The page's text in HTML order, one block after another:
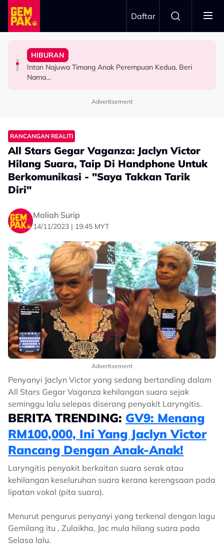
Skip to main content
Daftar
SELEBRITI
Bukan Penyanyi Ego, Adzrin Adzhar 'Back-Up' Awie -
"Ini Namanya Penyanyi Yang..."
HIBURAN
Intan Najuwa Timang Anak Perempuan Kedua, Beri
Nama…
SELEBRITI
"Aku Ada Kisah Yang Satu Malaysia Pernah Tahu & Tak
Pernah Lupakan..." - Yassin Yahya
HIBURAN
Mahu Bantu Ribuan Pencinta Ilmu Setiap Minggu, Najib
Asaddok Sumbang Dua Buggy Buat Akademi Diasas
Advertisement
RANCANGAN REALITI
All Stars Gegar Vaganza: Jaclyn Victor
Hilang Suara, Taip Di Handphone Untuk
Berkomunikasi - "Saya Takkan Tarik
Diri"
Maliah Surip
14/11/2023 | 19:45 MYT
Advertisement
Penyanyi Jaclyn Victor yang sedang bertanding dalam
All Stars Gegar Vaganza kehilangan suara sejak
seminggu lalu selepas diserang penyakit Laryngitis.
BERITA TRENDING: GV9: Menang
RM100,000, Ini Yang Jaclyn Victor
Rancang Dengan Anak-Anak!
Laryngitis penyakit berkaitan suara serak atau
kehilangan keseluruhan suara kerana kerengsaan pada
lipatan vokal (pita suara).
Menurut pengurus penyanyi yang terkenal dengan lagu
Gemilang itu , Zulaikha, Jac mula hilang suara pada
Selasa lalu.